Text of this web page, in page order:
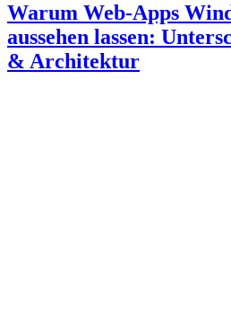
Warum Web-Apps
aussehen lassen:
& Architektur